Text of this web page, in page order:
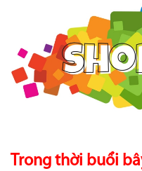
Trong thời buổi